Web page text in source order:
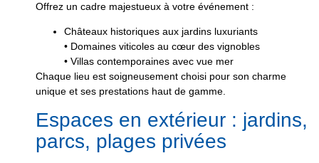
Offrez un cadre majestueux à votre événement :
Châteaux historiques aux jardins luxuriants
• Domaines viticoles au cœur des vignobles
• Villas contemporaines avec vue mer
Chaque lieu est soigneusement choisi pour son charme
unique et ses prestations haut de gamme.
Espaces en extérieur : jardins,
parcs, plages privées